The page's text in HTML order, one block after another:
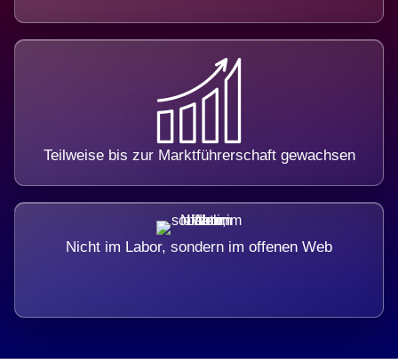
Teilweise bis zur Marktführerschaft gewachsen
Nicht im Labor, sondern im offenen Web